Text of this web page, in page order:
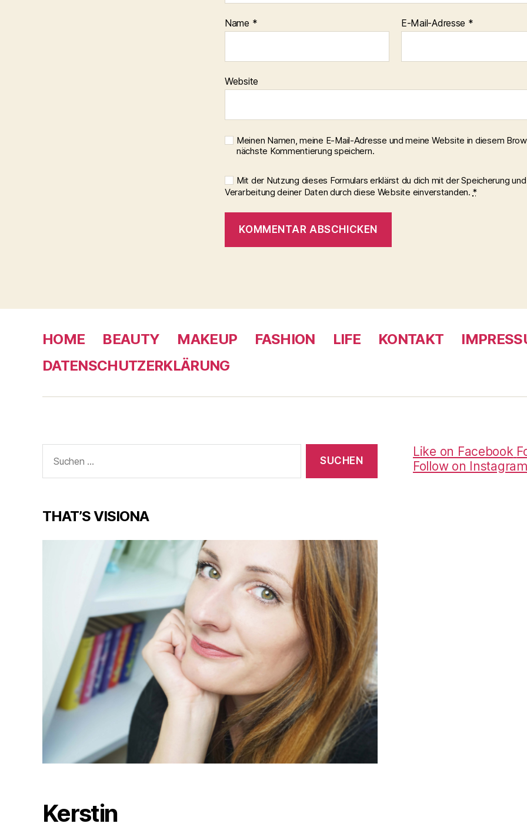
Name * E-Mail-Adresse *
Website
Meinen Namen, meine E-Mail-Adresse und meine Website in diesem
nächste Kommentierung speichern.
Mit der Nutzung dieses Formulars erklärst du dich mit der Speicherung und
Verarbeitung deiner Daten durch diese Website einverstanden. *
HOME BEAUTY MAKEUP FASHION LIFE KONTAKT
DATENSCHUTZERKLÄRUNG
nach:
THAT’S VISIONA
Kerstin
Like on Facebook
Follow on Instagram